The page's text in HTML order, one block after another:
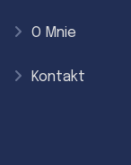
O Mnie
Kontakt